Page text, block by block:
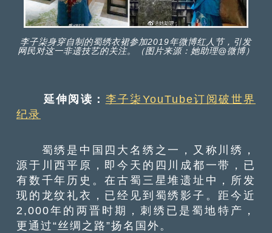
李子柒身穿自制的蜀绣衣裙参加2019年微博红人节，引发
网民对这一非遗技艺的关注。（图片来源：她助理@微博）
延伸阅读： 李子柒YouTube订阅破世界
纪录
蜀绣是中国四大名绣之一，又称川绣，
源于川西平原，即今天的四川成都一带，已
有数千年历史。在古蜀三星堆遗址中，所发
现的龙纹礼衣，已经见到蜀绣影子。距今近
2,000年的两晋时期，刺绣已是蜀地特产，
更通过“丝绸之路”扬名国外。